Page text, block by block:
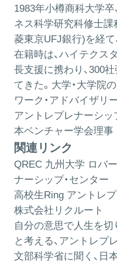
1983年小樽商科大学卒
ネス科学研究科修士課
菱東京UFJ銀行)を経て
在籍時は、ハイテクス
長支援に携わり、300
てきた。大学・大学院
ワーク・アドバイザリ
アントレプレナーシッ
本ベンチャー学会理事
関連リンク
QREC 九州大学 ロバ
ナーシップ・センター
高校生Ring アントレプ
株式会社リクルート
自分の意思で人生を
と考える、アントレプ
文部科学省に聞く、日